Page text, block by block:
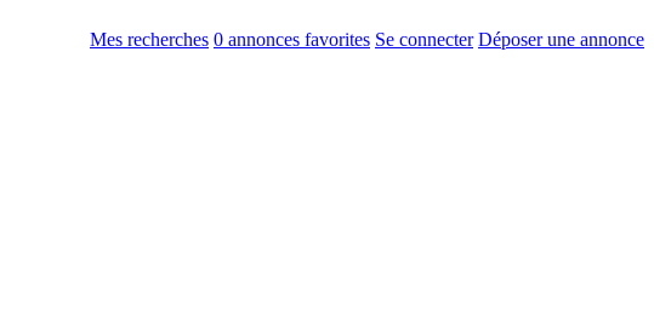
Mes recherches 0 annonces favorites Se connecter Déposer une annonce